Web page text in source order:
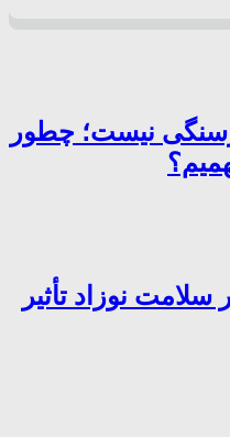
نیست؛ چطور
سلامت نوزاد تأثیر